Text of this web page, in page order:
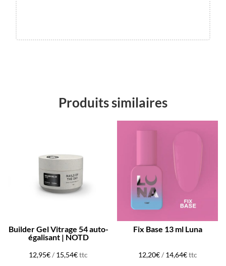
Produits similaires
Builder Gel Vitrage 54 auto-
égalisant | NOTD
12,95€/ 15,54€ttc
Fix Base 13 ml Luna
12,20€/ 14,64€ttc